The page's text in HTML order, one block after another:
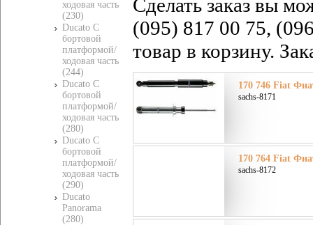
ходовая часть
(230)
Ducato C
бортовой
платформой/
ходовая часть
(244)
Ducato C
бортовой
платформой/
ходовая часть
(280)
Ducato C
бортовой
платформой/
ходовая часть
(290)
Ducato
Panorama
(280)
Сделать заказ вы
(095) 817 00 75,
товар в корзину.
170 746 Fiat
sachs-8171
170 764 Fiat
sachs-8172